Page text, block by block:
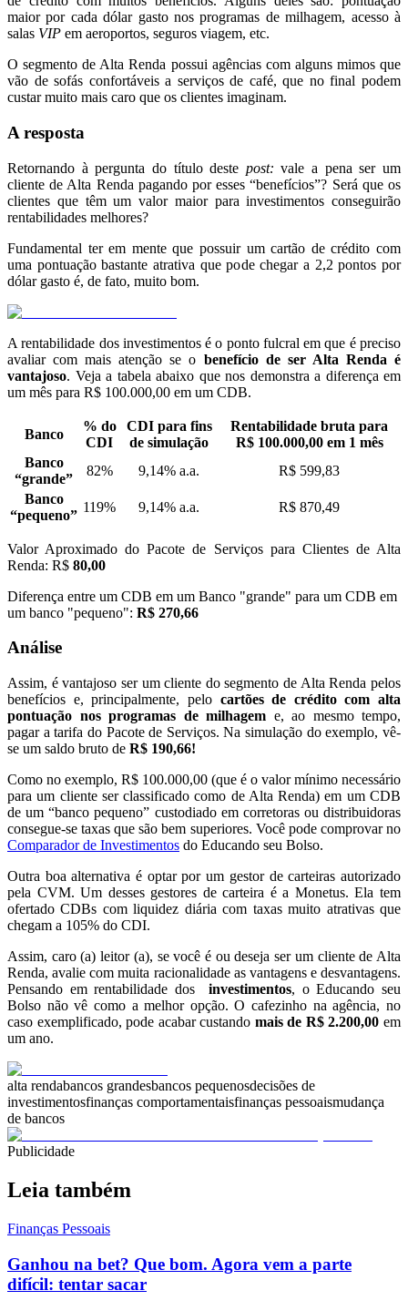
maior por cada dólar gasto nos programas de milhagem, acesso à
salas VIP em aeroportos, seguros viagem, etc.
O segmento de Alta Renda possui agências com alguns mimos que
vão de sofás confortáveis a serviços de café, que no final podem
custar muito mais caro que os clientes imaginam.
A resposta
Retornando à pergunta do título deste post: vale a pena ser um
cliente de Alta Renda pagando por esses “benefícios”? Será que os
clientes que têm um valor maior para investimentos conseguirão
rentabilidades melhores?
Fundamental ter em mente que possuir um cartão de crédito com
uma pontuação bastante atrativa que pode chegar a 2,2 pontos por
dólar gasto é, de fato, muito bom.
A rentabilidade dos investimentos é o ponto fulcral em que é preciso
avaliar com mais atenção se o benefício de ser Alta Renda é
vantajoso. Veja a tabela abaixo que nos demonstra a diferença em
um mês para R$ 100.000,00 em um CDB.
Banco
% do
CDI
CDI para fins
de simulação
Rentabilidade bruta para
R$ 100.000,00 em 1 mês
Banco
“grande”
82% 9,14% a.a.
R$ 599,83
Banco
“pequeno”
119% 9,14% a.a. R$ 870,49
Valor Aproximado do Pacote de Serviços para Clientes de Alta
Renda: R$ 80,00
Diferença entre um CDB em um Banco "grande" para um CDB em
um banco "pequeno": R$ 270,66
Análise
Assim, é vantajoso ser um cliente do segmento de Alta Renda pelos
benefícios e, principalmente, pelo cartões de crédito com alta
pontuação nos programas de milhagem e, ao mesmo tempo,
pagar a tarifa do Pacote de Serviços. Na simulação do exemplo, vê-
se um saldo bruto de R$ 190,66!
Como no exemplo, R$ 100.000,00 (que é o valor mínimo necessário
para um cliente ser classificado como de Alta Renda) em um CDB
de um “banco pequeno” custodiado em corretoras ou distribuidoras
consegue-se taxas que são bem superiores. Você pode comprovar no
Comparador de Investimentos do Educando seu Bolso.
Outra boa alternativa é optar por um gestor de carteiras autorizado
pela CVM. Um desses gestores de carteira é a Monetus. Ela tem
ofertado CDBs com liquidez diária com taxas muito atrativas que
chegam a 105% do CDI.
Assim, caro (a) leitor (a), se você é ou deseja ser um cliente de Alta
Renda, avalie com muita racionalidade as vantagens e desvantagens.
Pensando em rentabilidade dosinvestimentos, o Educando seu
Bolso não vê como a melhor opção. O cafezinho na agência, no
caso exemplificado, pode acabar custando mais de R$ 2.200,00 em
um ano.
alta rendabancos grandesbancos pequenosdecisões de
investimentosfinanças comportamentaisfinanças pessoaismudança
de bancos
Publicidade
Leia também
Finanças Pessoais
Ganhou na bet? Que bom. Agora vem a parte
difícil: tentar sacar